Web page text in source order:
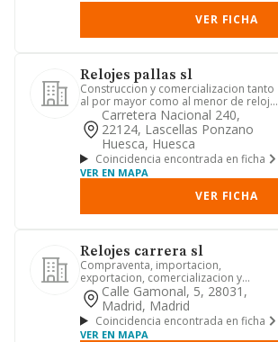
VER FICHA
Relojes pallas sl
Construccion y comercializacion tanto
al por mayor como al menor de relojes
de torre mecanicos y el...
Carretera Nacional 240,
22124, Lascellas Ponzano
Huesca, Huesca
Coincidencia encontrada en ficha
VER EN MAPA
VER FICHA
Relojes carrera sl
Compraventa, importacion,
exportacion, comercializacion y
distribucion de toda clase de articulos
d...
Calle Gamonal, 5, 28031,
Madrid, Madrid
Coincidencia encontrada en ficha
VER EN MAPA